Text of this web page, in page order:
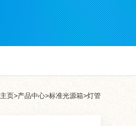
主页>产品中心>标准光源箱>灯管